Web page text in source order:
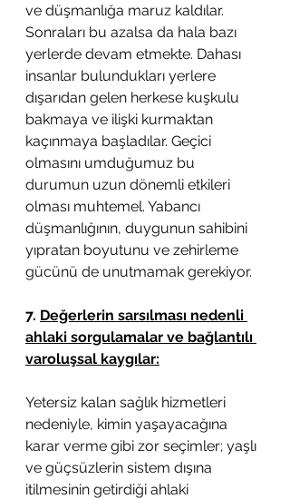
ve düşmanlığa maruz kaldılar.
Sonraları bu azalsa da hala bazı
yerlerde devam etmekte. Dahası
insanlar bulundukları yerlere
dışarıdan gelen herkese kuşkulu
bakmaya ve ilişki kurmaktan
kaçınmaya başladılar. Geçici
olmasını umduğumuz bu
durumun uzun dönemli etkileri
olması muhtemel. Yabancı
düşmanlığının, duygunun sahibini
yıpratan boyutunu ve zehirleme
gücünü de unutmamak gerekiyor.
7. Değerlerin sarsılması nedenli
ahlaki sorgulamalar ve bağlantılı
varoluşsal kaygılar:
Yetersiz kalan sağlık hizmetleri
nedeniyle, kimin yaşayacağına
karar verme gibi zor seçimler; yaşlı
ve güçsüzlerin sistem dışına
itilmesinin getirdiği ahlaki